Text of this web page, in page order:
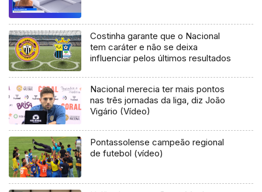
Costinha garante que o Nacional
tem caráter e não se deixa
influenciar pelos últimos resultados
Nacional merecia ter mais pontos
nas três jornadas da liga, diz João
Vigário (Vídeo)
Pontassolense campeão regional
de futebol (vídeo)